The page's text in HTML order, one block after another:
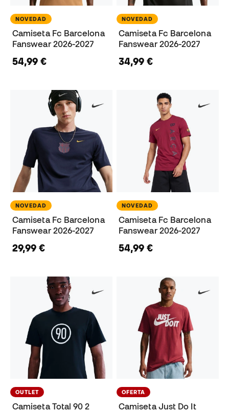
NOVEDAD
Camiseta Fc Barcelona
Fanswear 2026-2027
54,99 €
NOVEDAD
Camiseta Fc Barcelona
Fanswear 2026-2027
34,99 €
NOVEDAD
Camiseta Fc Barcelona
Fanswear 2026-2027
29,99 €
NOVEDAD
Camiseta Fc Barcelona
Fanswear 2026-2027
54,99 €
OUTLET
Camiseta Total 90 2
OFERTA
Camiseta Just Do It